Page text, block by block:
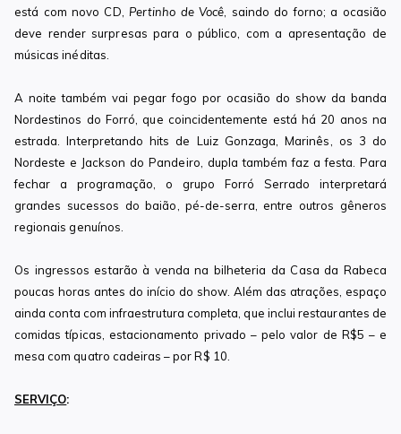
está com novo CD, Pertinho de Você , saindo do forno; a ocasião
deve render surpresas para o público, com a apresentação de
músicas inéditas.
A noite também vai pegar fogo por ocasião do show da banda
Nordestinos do Forró, que coincidentemente está há 20 anos na
estrada. Interpretando hits de Luiz Gonzaga, Marinês, os 3 do
Nordeste e Jackson do Pandeiro, dupla também faz a festa. Para
fechar a programação, o grupo Forró Serrado interpretará
grandes sucessos do baião, pé-de-serra, entre outros gêneros
regionais genuínos.
Os ingressos estarão à venda na bilheteria da Casa da Rabeca
poucas horas antes do início do show. Além das atrações, espaço
ainda conta com infraestrutura completa, que inclui restaurantes de
comidas típicas, estacionamento privado – pelo valor de R$5 – e
mesa com quatro cadeiras – por R$ 10.
SERVIÇO: